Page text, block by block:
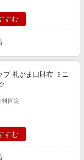
すむ
ブ 札がま口財布 ミニ
料固定
すむ